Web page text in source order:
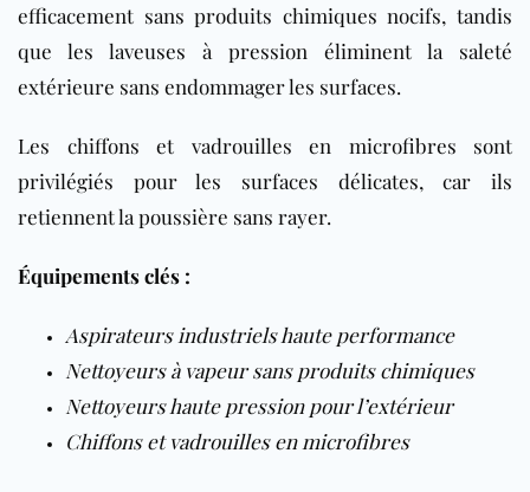
efficacement sans produits chimiques nocifs, tandis
que les laveuses à pression éliminent la saleté
extérieure sans endommager les surfaces.
Les chiffons et vadrouilles en microfibres sont
privilégiés pour les surfaces délicates, car ils
retiennent la poussière sans rayer.
Équipements clés :
Aspirateurs industriels haute performance
Nettoyeurs à vapeur sans produits chimiques
Nettoyeurs haute pression pour l’extérieur
Chiffons et vadrouilles en microfibres